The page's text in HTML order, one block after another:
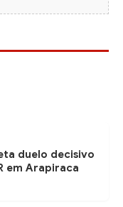
duelo decisivo
em Arapiraca